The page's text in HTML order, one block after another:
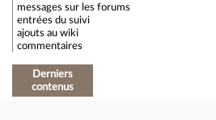
messages sur les forums
entrées du suivi
ajouts au wiki
commentaires
Derniers
contenus